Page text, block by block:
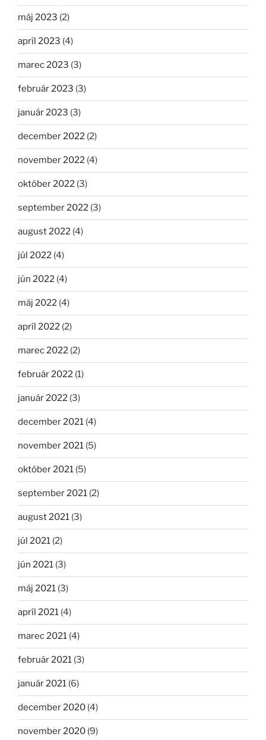
máj 2023 (2)
apríl 2023 (4)
marec 2023 (3)
február 2023 (3)
január 2023 (3)
december 2022 (2)
november 2022 (4)
október 2022 (3)
september 2022 (3)
august 2022 (4)
júl 2022 (4)
jún 2022 (4)
máj 2022 (4)
apríl 2022 (2)
marec 2022 (2)
február 2022 (1)
január 2022 (3)
december 2021 (4)
november 2021 (5)
október 2021 (5)
september 2021 (2)
august 2021 (3)
júl 2021 (2)
jún 2021 (3)
máj 2021 (3)
apríl 2021 (4)
marec 2021 (4)
február 2021 (3)
január 2021 (6)
december 2020 (4)
november 2020 (9)